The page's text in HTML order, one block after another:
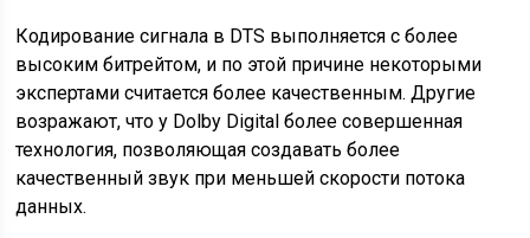
Кодирование сигнала в DTS выполняется с более
высоким битрейтом, и по этой причине некоторыми
экспертами считается более качественным. Другие
возражают, что у Dolby Digital более совершенная
технология, позволяющая создавать более
качественный звук при меньшей скорости потока
данных.